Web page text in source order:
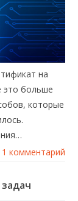
на
это больше
которые
1 комментарий